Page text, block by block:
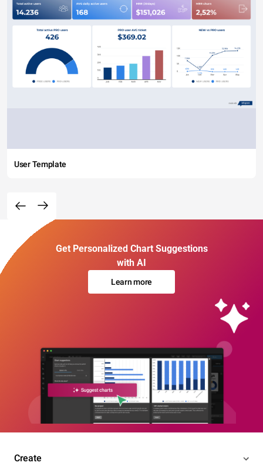
User Template
Get Personalized Chart Suggestions
with AI
Learn more
Create